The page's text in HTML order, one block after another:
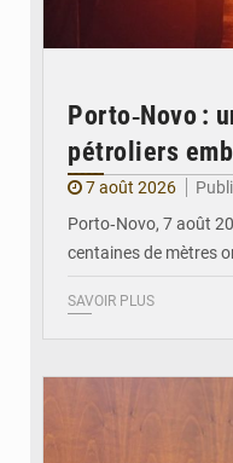
Porto‑Novo :
pétroliers
7 août 2026
Porto‑Novo, 7 août
centaines de mètres
SAVOIR PLUS